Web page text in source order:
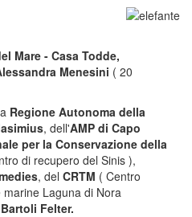
Mare - Casa Todde,
Menesini ( 20
Regione Autonoma della
, dell'AMP di Capo
per la Conservazione della
di recupero del Sinis ),
, del CRTM ( Centro
Laguna di Nora
Felter.